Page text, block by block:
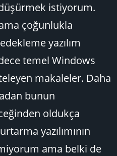
istiyorum.
çoğunlukla
yazılım
temel Windows
makaleler. Daha
bunun
oldukça
yazılımının
ama belki de